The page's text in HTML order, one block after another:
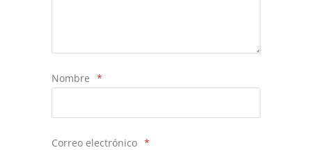
Nombre *
Correo electrónico *